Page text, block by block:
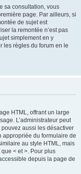
sa consultation, vous
page. Par ailleurs, si
de sujet est
la remontée n’est pas
simplement en y
les règles du forum en le
HTML, offrant un large
L’administrateur peut
aussi les désactiver
appropriée du formulaire de
au style HTML, mais
< et >. Pour plus
depuis la page de